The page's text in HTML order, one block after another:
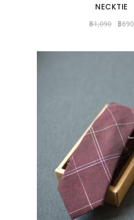
NECKTIE
฿1,090 ฿690